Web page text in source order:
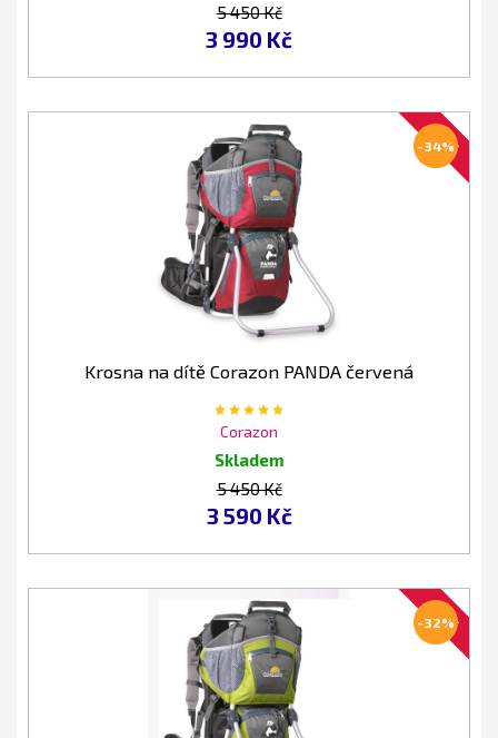
5 450 Kč
3 990 Kč
AKCE
-34%
Krosna na dítě Corazon PANDA červená
Corazon
Skladem
5 450 Kč
3 590 Kč
AKCE
-32%